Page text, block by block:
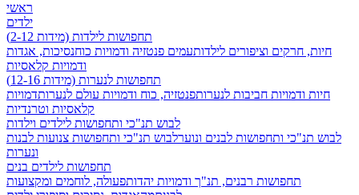
ראשי
ילדים
תחפושות לילדות (מידות 2-12)
חיות, חרקים וציפורים לילדותעמים פנטזיה ודמויות כוחנסיכות, אגדות
ודמויות קלאסיות
תחפושות לנערות (מידות 12-16)
חיות ודמויות חביבות לנערותפנטזיה, כוח ודמויות עולם לנערותדמויות
קלאסיות וטרנדיות
לבוש תנ"כי ותחפושות לילדים וילדות
לבוש תנ"כי ותחפושות לבנים ונוערלבוש תנ"כי ותחפושות צנועות לבנות
ונערות
תחפושות לילדים בנים
תחפושות רבנים, תנ"ך ודמויות יהדותפעולה, לוחמים ומקצועות